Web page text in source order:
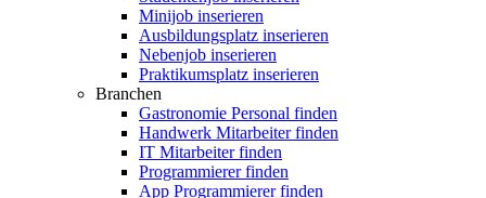
Minijob inserieren
Ausbildungsplatz inserieren
Nebenjob inserieren
Praktikumsplatz inserieren
Branchen
Gastronomie Personal finden
Handwerk Mitarbeiter finden
IT Mitarbeiter finden
Programmierer finden
App Programmierer finden